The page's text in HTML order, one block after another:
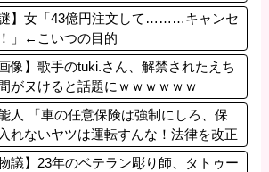
…（ﾌﾞﾙﾌﾞﾙ」＝韓国の反応
】女「43億円注文して………キャンセ
」←こいつの目的
像】歌手のtuki.さん、解禁されたえち
がヌけると話題にｗｗｗｗｗｗ
人 「車の任意保険は強制にしろ、保
れないヤツは運転すんな！法律を改正
」
議】23年のベテラン彫り師、タトゥー